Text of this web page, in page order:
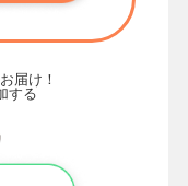
届け！
する